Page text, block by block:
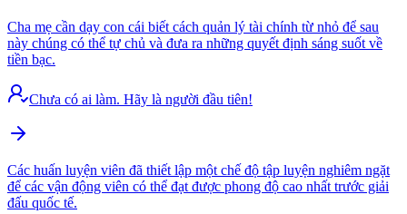
Cha mẹ cần dạy con cái biết cách quản lý tài chính từ nhỏ để sau
này chúng có thể tự chủ và đưa ra những quyết định sáng suốt về
tiền bạc.
Chưa có ai làm. Hãy là người đầu tiên!
Các huấn luyện viên đã thiết lập một chế độ tập luyện nghiêm ngặt
để các vận động viên có thể đạt được phong độ cao nhất trước giải
đấu quốc tế.